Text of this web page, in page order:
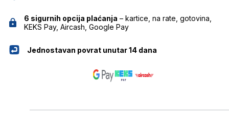
6 sigurnih opcija plaćanja – kartice, na rate, gotovina,
KEKS Pay, Aircash, Google Pay
Jednostavan povrat unutar 14 dana